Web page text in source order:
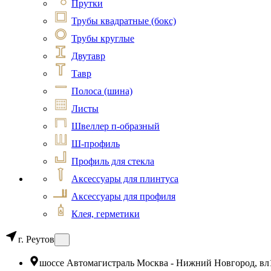
Прутки
Трубы квадратные (бокс)
Трубы круглые
Двутавр
Тавр
Полоса (шина)
Листы
Швеллер п-образный
Ш-профиль
Профиль для стекла
Аксессуары для плинтуса
Аксессуары для профиля
Клея, герметики
г. Реутов
шоссе Автомагистраль Москва - Нижний Новгород,